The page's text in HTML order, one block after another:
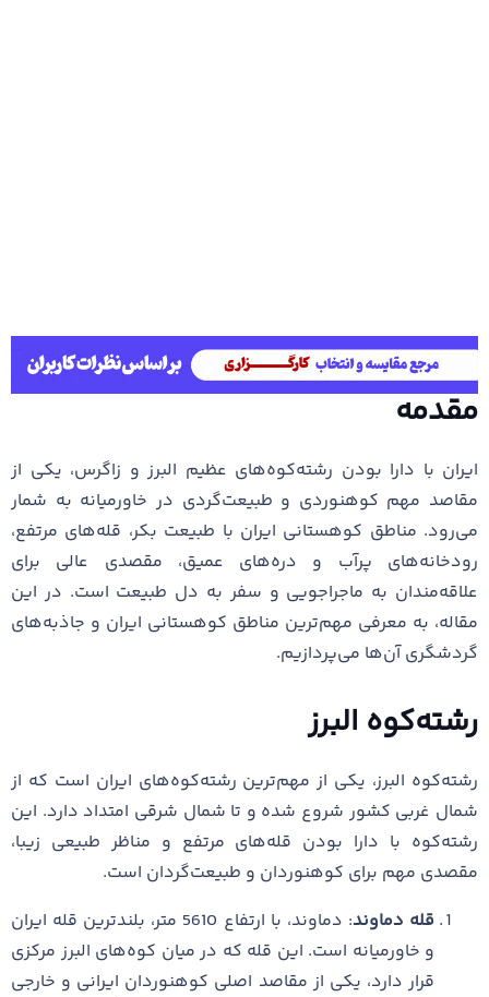
مقدمه
ایران با دارا بودن رشته‌کوه‌های عظیم البرز و زاگرس، یکی از
مقاصد مهم کوهنوردی و طبیعت‌گردی در خاورمیانه به شمار
می‌رود. مناطق کوهستانی ایران با طبیعت بکر، قله‌های مرتفع،
رودخانه‌های پرآب و دره‌های عمیق، مقصدی عالی برای
علاقه‌مندان به ماجراجویی و سفر به دل طبیعت است. در این
مقاله، به معرفی مهم‌ترین مناطق کوهستانی ایران و جاذبه‌های
گردشگری آن‌ها می‌پردازیم.
رشته‌کوه البرز
رشته‌کوه البرز، یکی از مهم‌ترین رشته‌کوه‌های ایران است که از
شمال غربی کشور شروع شده و تا شمال شرقی امتداد دارد. این
رشته‌کوه با دارا بودن قله‌های مرتفع و مناظر طبیعی زیبا،
مقصدی مهم برای کوهنوردان و طبیعت‌گردان است.
قله دماوند
: دماوند، با ارتفاع 5610 متر، بلندترین قله ایران
و خاورمیانه است. این قله که در میان کوه‌های البرز مرکزی
قرار دارد، یکی از مقاصد اصلی کوهنوردان ایرانی و خارجی